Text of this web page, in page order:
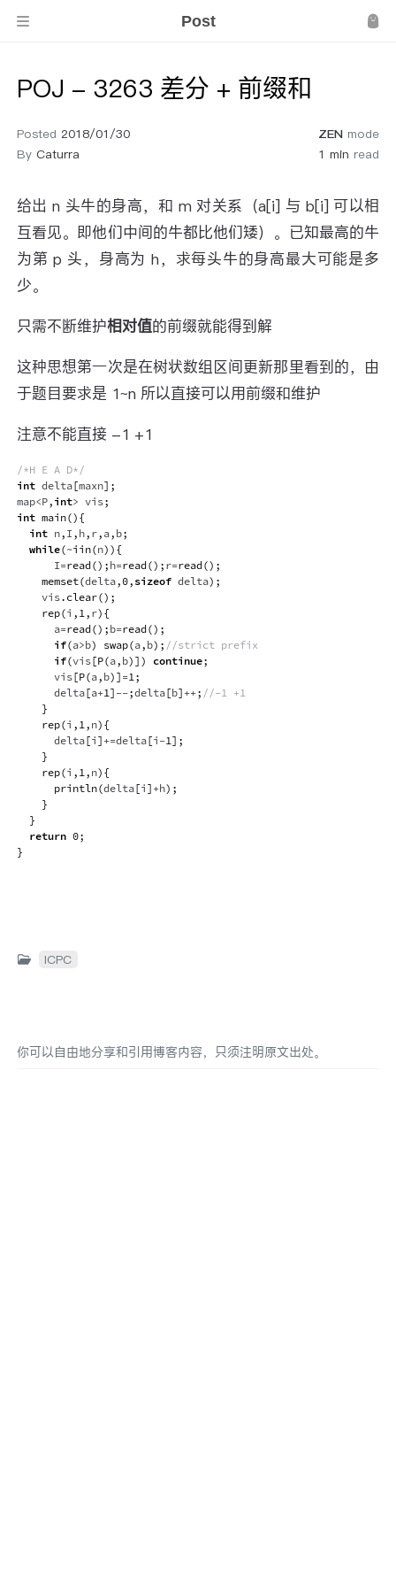
Post
POJ - 3263 差分 + 前缀和
Posted 2018/01/30 ZEN mode
By Caturra 1 min read
给出 n 头牛的身高，和 m 对关系（a[i] 与 b[i] 可以相
互看见。即他们中间的牛都比他们矮）。已知最高的牛
为第 p 头，身高为 h，求每头牛的身高最大可能是多
少。
只需不断维护相对值的前缀就能得到解
这种思想第一次是在树状数组区间更新那里看到的，由
于题目要求是 1~n 所以直接可以用前缀和维护
注意不能直接 -1 +1
/*H E A D*/
int delta[maxn] ;
map<P, int> vis;
int main() {
int n, I , h, r, a, b;
while(~iin(n) ) {
	    I
=read() ; h=read() ; r=read() ;
memset(delta, 0, sizeof delta) ;
		vis
. clear() ;
rep(i , 1, r) {
			a
=read() ; b=read() ;
if(a>b) swap(a, b) ; //strict prefix
if(vis[P(a, b) ] ) continue;
			vis
[P(a, b) ] =1;
			delta
[a+1] --;delta[b] ++; //-1 +1
}
rep(i , 1, n) {
			delta
[i ] +=delta[i -1] ;
}
rep(i , 1, n) {
println(delta[i ] +h) ;
}
}
return 0;
}
ICPC
你可以自由地分享和引用博客内容，只须注明原文出处。